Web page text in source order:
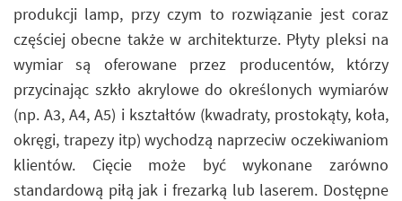
produkcji lamp, przy czym to rozwiązanie jest coraz
częściej obecne także w architekturze. Płyty pleksi na
wymiar są oferowane przez producentów, którzy
przycinając szkło akrylowe do określonych wymiarów
(np. A3, A4, A5) i kształtów (kwadraty, prostokąty, koła,
okręgi, trapezy itp) wychodzą naprzeciw oczekiwaniom
klientów. Cięcie może być wykonane zarówno
standardową piłą jak i frezarką lub laserem. Dostępne